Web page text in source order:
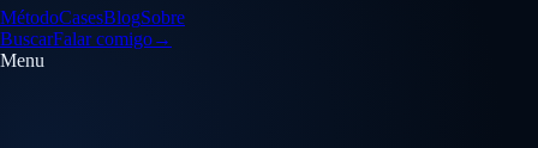
MétodoCasesBlogSobre
BuscarFalar comigo→
Menu